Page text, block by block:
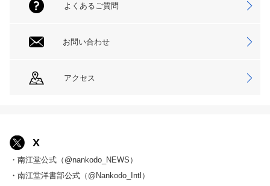
よくあるご質問
お問い合わせ
アクセス
X
・南江堂公式（@nankodo_NEWS）
・南江堂洋書部公式（@Nankodo_Intl）